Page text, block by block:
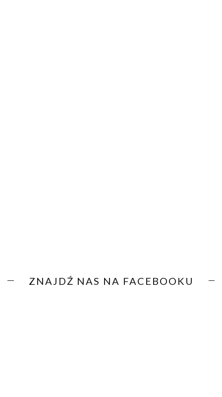
ZNAJDŹ NAS NA FACEBOOKU